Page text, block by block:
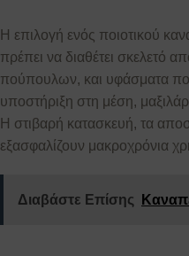
Η επιλογή ενός ποιοτικού
πρέπει να διαθέτει σκελετό
πούπουλων, και υφάσματα
υποστήριξη στη μέση,
Η στιβαρή κατασκευή, τα
εξασφαλίζουν μακροχρόνια
Διαβάστε Επίσης